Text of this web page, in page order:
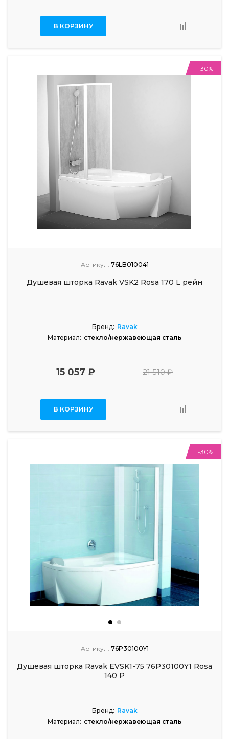
В КОРЗИНУ
-30%
Артикул: 76LB010041
Душевая шторка Ravak VSK2 Rosa 170 L рейн
Бренд: Ravak
Материал: стекло/нержавеющая сталь
15 057 ₽ 21 510 ₽
В КОРЗИНУ
-30%
Артикул: 76P30100Y1
Душевая шторка Ravak EVSK1-75 76P30100Y1 Rosa
140 P
Бренд: Ravak
Материал: стекло/нержавеющая сталь